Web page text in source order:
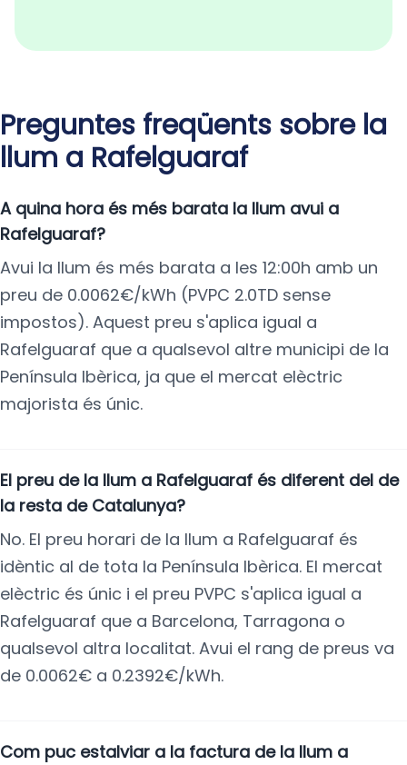
Preguntes freqüents sobre la
llum a Rafelguaraf
A quina hora és més barata la llum avui a
Rafelguaraf?
Avui la llum és més barata a les 12:00h amb un
preu de 0.0062€/kWh (PVPC 2.0TD sense
impostos). Aquest preu s'aplica igual a
Rafelguaraf que a qualsevol altre municipi de la
Península Ibèrica, ja que el mercat elèctric
majorista és únic.
El preu de la llum a Rafelguaraf és diferent del de
la resta de Catalunya?
No. El preu horari de la llum a Rafelguaraf és
idèntic al de tota la Península Ibèrica. El mercat
elèctric és únic i el preu PVPC s'aplica igual a
Rafelguaraf que a Barcelona, Tarragona o
qualsevol altra localitat. Avui el rang de preus va
de 0.0062€ a 0.2392€/kWh.
Com puc estalviar a la factura de la llum a